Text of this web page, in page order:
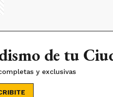
de tu
y exclusivas